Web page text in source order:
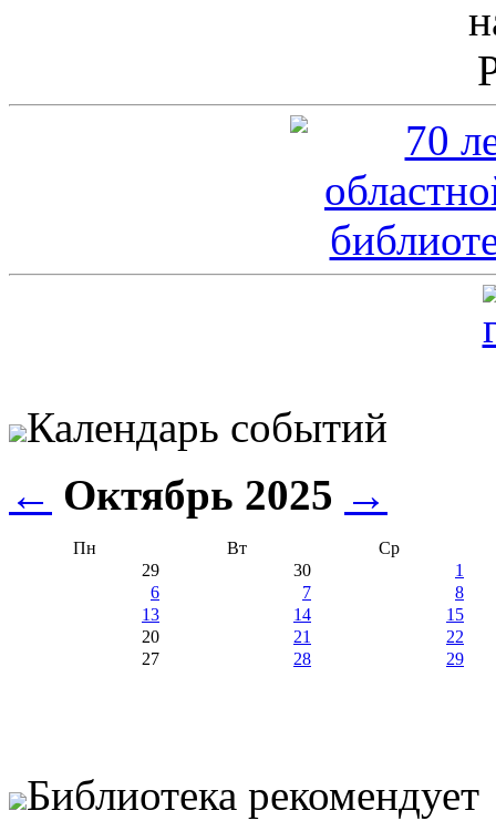
Календарь событий
← Октябрь 2025 →
Пн Вт
Ср
29
30
1
6
7
8
13
14
15
20
21
22
27
28 29
Библиотека рекомендует